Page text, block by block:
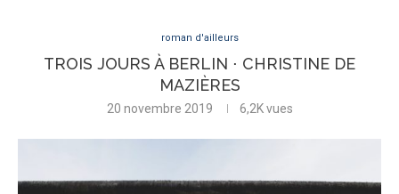
roman d'ailleurs
TROIS JOURS À BERLIN ⋅ CHRISTINE DE
MAZIÈRES
20 novembre 2019 6,2Kvues